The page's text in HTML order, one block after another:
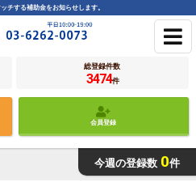
チする補助金をお知らせします。
総登録件数
3474件
会員登録
今週の登録数 0件